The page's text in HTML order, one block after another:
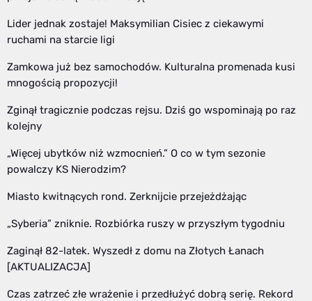
Lider jednak zostaje! Maksymilian Cisiec z ciekawymi
ruchami na starcie ligi
Zamkowa już bez samochodów. Kulturalna promenada kusi
mnogością propozycji!
Zginął tragicznie podczas rejsu. Dziś go wspominają po raz
kolejny
„Więcej ubytków niż wzmocnień.” O co w tym sezonie
powalczy KS Nierodzim?
Miasto kwitnących rond. Zerknijcie przejeżdżając
„Syberia” zniknie. Rozbiórka ruszy w przyszłym tygodniu
Zaginął 82-latek. Wyszedł z domu na Złotych Łanach
[AKTUALIZACJA]
Czas zatrzeć złe wrażenie i przedłużyć dobrą serię. Rekord